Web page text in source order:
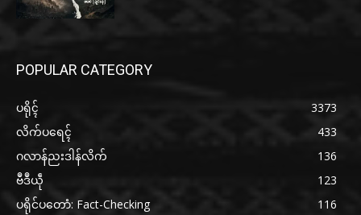
POPULAR CATEGORY
ပရိုၚ်
3373
လိက်ပရေၚ်
433
ဂလာန်ညးဒါန်လိက်
136
ဗဳဒဳယဵု
123
ပရိုင်ပတောံ: Fact-Checking
116